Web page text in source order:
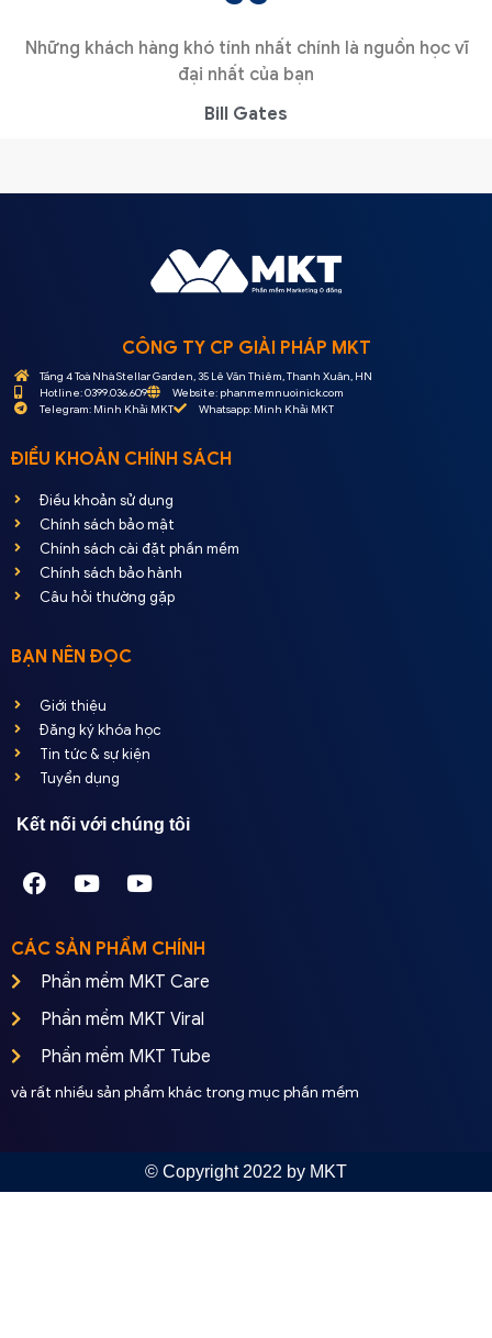
Những khách hàng khó tính nhất chính là nguồn học vĩ
đại nhất của bạn
Bill Gates
CÔNG TY CP GIẢI PHÁP MKT
Tầng 4 Toà Nhà Stellar Garden, 35 Lê Văn Thiêm, Thanh Xuân, HN
Hotline: 0399.036.609
Website: phanmemnuoinick.com
Telegram: Minh Khải MKT
Whatsapp: Minh Khải MKT
ĐIỀU KHOẢN CHÍNH SÁCH
Điều khoản sử dụng
Chính sách bảo mật
Chính sách cài đặt phần mềm
Chính sách bảo hành
Câu hỏi thường gặp
BẠN NÊN ĐỌC
Giới thiệu
Đăng ký khóa học
Tin tức & sự kiện
Tuyển dụng
Kết nối với chúng tôi
CÁC SẢN PHẨM CHÍNH
Phần mềm MKT Care
Phần mềm MKT Viral
Phần mềm MKT Tube
và rất nhiều sản phẩm khác trong mục phần mềm
© Copyright 2022 by MKT